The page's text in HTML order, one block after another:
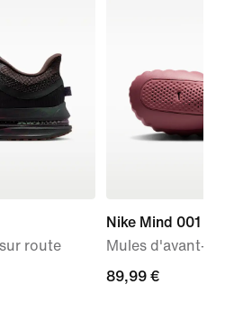
route
Nike Mind 001
Mules d'avant-
89,99 €
89,99 €